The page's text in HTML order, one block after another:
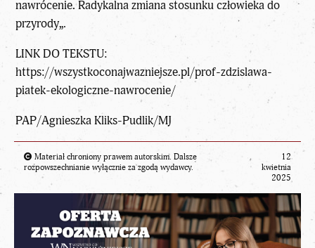
nawrócenie.Radykalna zmiana stosunku człowieka do
przyrody„.
LINK DO TEKSTU:
https://wszystkoconajwazniejsze.pl/prof-zdzislawa-
piatek-ekologiczne-nawrocenie/
PAP/Agnieszka Kliks-Pudlik/MJ
Materiał chroniony prawem autorskim. Dalsze
rozpowszechnianie wyłącznie za zgodą wydawcy.
12
kwietnia
2025